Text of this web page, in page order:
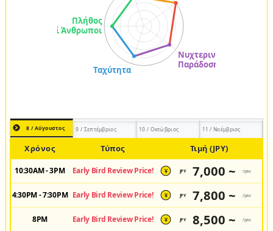
8 / Αύγουστος 9 / Σεπτέμβριος 10 / Οκτώβριος 11 / Νοέμβριος
Χρόνος Τύπος Τιμή (JPY)
10:30AM - 3PM Early Bird Review Price! ¥ JPY 7,000 ~ /pax
4:30PM - 7:30PM Early Bird Review Price! ¥ JPY 7,800 ~ /pax
8PM Early Bird Review Price! ¥ JPY 8,500 ~ /pax